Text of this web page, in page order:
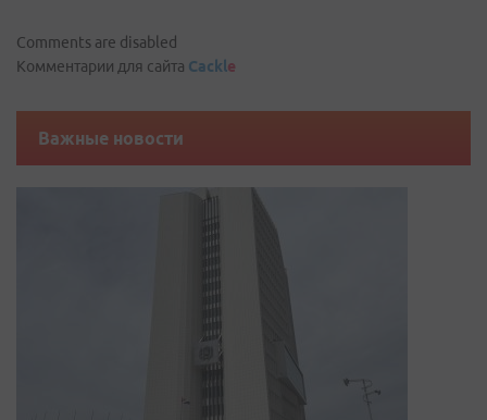
Comments are disabled
Комментарии для сайта Cackle
Важные новости